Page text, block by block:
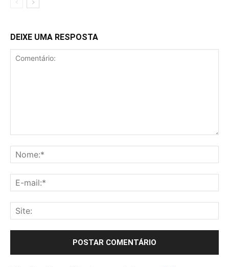
DEIXE UMA RESPOSTA